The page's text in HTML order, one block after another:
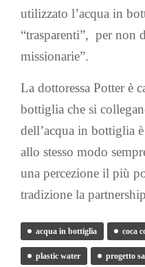
utilizzato l’acqua in
“trasparenti”, per non
missionarie”.
La dottoressa Potter è
bottiglia che si
dell’acqua in bottiglia
allo stesso modo
una percezione il più
tradizione la
acqua in bottiglia coca
plastic water progetto